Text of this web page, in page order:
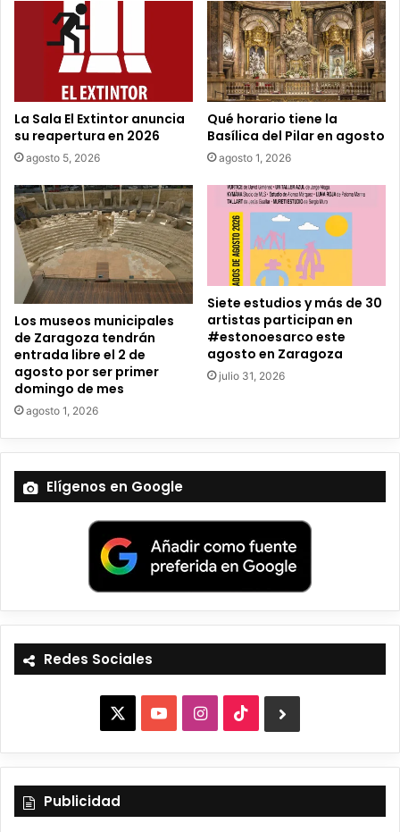
l
c
t
r
ó
n
La Sala El Extintor anuncia
su reapertura en 2026
agosto 5, 2026
Qué horario tiene la
Basílica del Pilar en agosto
agosto 1, 2026
Los museos municipales
de Zaragoza tendrán
entrada libre el 2 de
agosto por ser primer
domingo de mes
agosto 1, 2026
Siete estudios y más de 30
artistas participan en
#estonoesarco este
agosto en Zaragoza
julio 31, 2026
Elígenos en Google
Redes Sociales
o
u
T
I
n
s
t
i
k
T
l
u
e
Publicidad